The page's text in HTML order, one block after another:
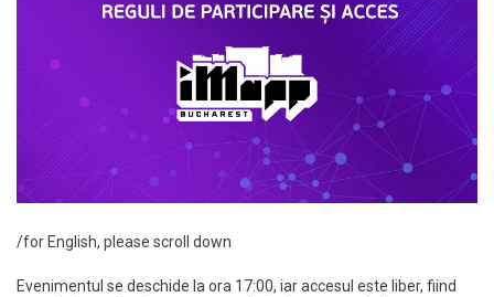
/for English, please scroll down
Evenimentul se deschide la ora 17:00, iar accesul este liber, fiind